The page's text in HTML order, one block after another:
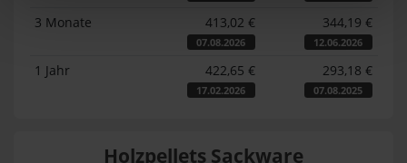
3 Monate 413,02 €
07.08.2026
344,19 €
12.06.2026
1 Jahr 422,65 €
17.02.2026
293,18 €
07.08.2025
Holzpellets Sackware